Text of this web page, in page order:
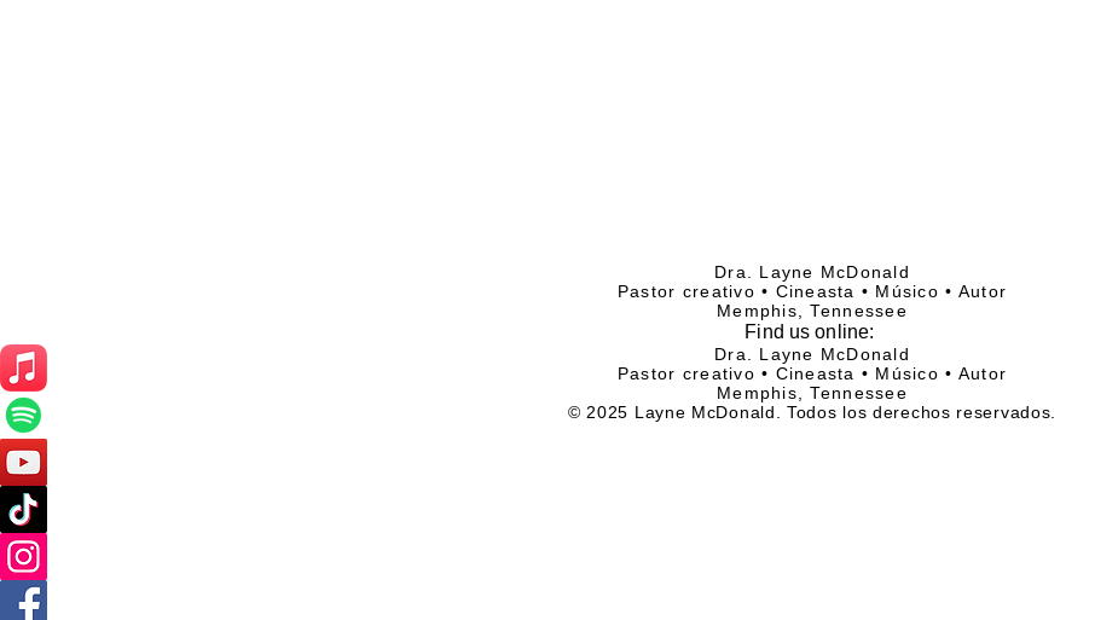
Dra. Layne McDonald
Pastor creativo • Cineasta • Músico • Autor
Memphis, Tennessee
Find us online:
Dra. Layne McDonald
Pastor creativo • Cineasta • Músico • Autor
Memphis, Tennessee
© 2025 Layne McDonald. Todos los derechos reservados.